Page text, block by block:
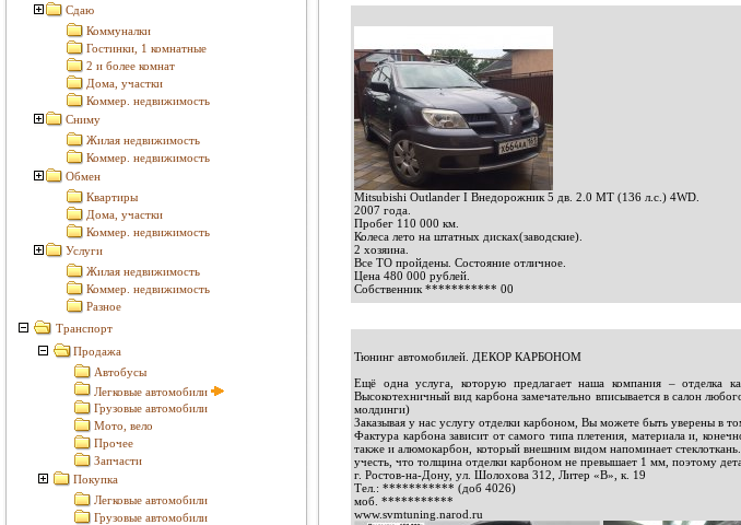
Сдаю
Коммуналки
Гостинки, 1 комнатные
2 и более комнат
Дома, участки
Коммер. недвижимость
Сниму
Жилая недвижимость
Коммер. недвижимость
Обмен
Квартиры
Дома, участки
Коммер. недвижимость
Услуги
Жилая недвижимость
Коммер. недвижимость
Разное
Транспорт
Продажа
Автобусы
Легковые автомобили
Грузовые автомобили
Мото, вело
Прочее
Запчасти
Покупка
Легковые автомобили
Грузовые автомобили
Mitsubishi Outlander I Внедорожник 5 дв. 2.0 MT (136 л.с.) 4WD.
2007 года.
Пробег 110 000 км.
Колеса лето на штатных дисках(заводские).
2 хозяина.
Все ТО пройдены. Состояние отличное.
Цена 480 000 рублей.
Собственник *********** 00
Тюнинг автомобилей. ДЕКОР КАРБОНОМ
Ещё одна услуга, которую предлагает наша компания – отделка
Высокотехничный вид карбона замечательно вписывается в салон
молдинги)
Заказывая у нас услугу отделки карбоном, Вы можете быть уверены в
Фактура карбона зависит от самого типа плетения, материала и,
также и алюмокарбон, который внешним видом напоминает
учесть, что толщина отделки карбоном не превышает 1 мм, поэтому
г. Ростов-на-Дону, ул. Шолохова 312, Литер «В», к. 19
Тел.: *********** (доб 4026)
моб. ***********
www.svmtuning.narod.ru